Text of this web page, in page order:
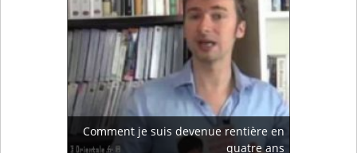
Comment je suis devenue rentière en
quatre ans